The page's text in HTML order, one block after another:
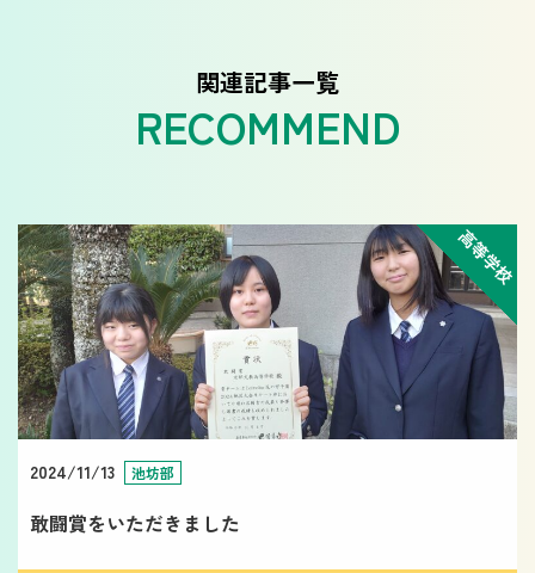
関連記事一覧
高等学校
2024/11/13 池坊部
敢闘賞をいただきました